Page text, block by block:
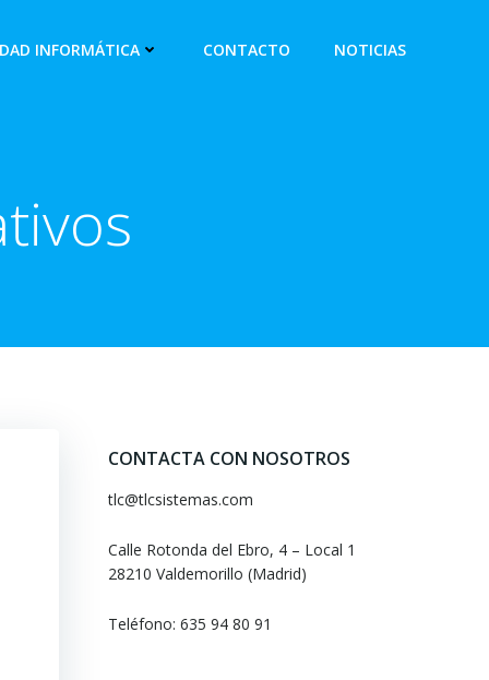
INFORMÁTICA CONTACTO NOTICIAS
CONTACTA CON NOSOTROS
tlc@tlcsistemas.com
Calle Rotonda del Ebro, 4 – Local 1
28210 Valdemorillo (Madrid)
Teléfono: 635 94 80 91